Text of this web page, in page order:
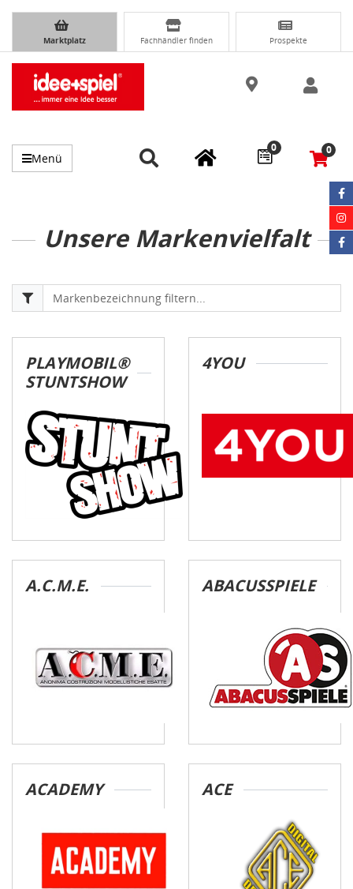
Marktplatz Fachhändler finden Prospekte
Menü
0 0
Unsere Markenvielfalt
PLAYMOBIL®
STUNTSHOW
4YOU
A.C.M.E. ABACUSSPIELE
ACADEMY ACE